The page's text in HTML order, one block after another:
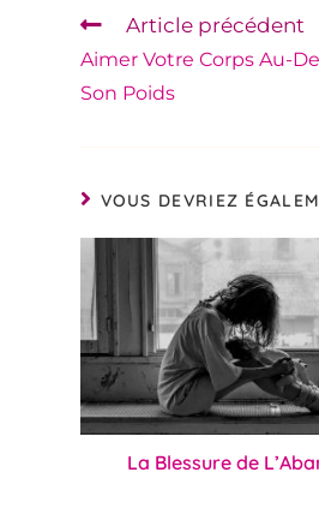
Article précédent
Aimer Votre Corps Au-
Son Poids
VOUS DEVRIEZ
La Blessure de